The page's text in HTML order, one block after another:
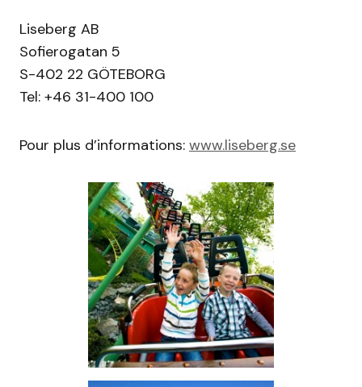
Liseberg AB
Sofierogatan 5
S-402 22 GÖTEBORG
Tel: +46 31-400 100
Pour plus d’informations: www.liseberg.se